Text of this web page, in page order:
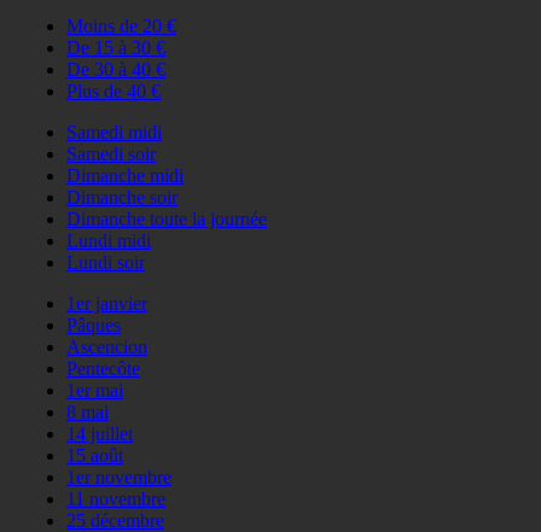
Moins de 20 €
De 15 à 30 €
De 30 à 40 €
Plus de 40 €
Samedi midi
Samedi soir
Dimanche midi
Dimanche soir
Dimanche toute la journée
Lundi midi
Lundi soir
1er janvier
Pâques
Ascencion
Pentecôte
1er mai
8 mai
14 juillet
15 août
1er novembre
11 novembre
25 décembre